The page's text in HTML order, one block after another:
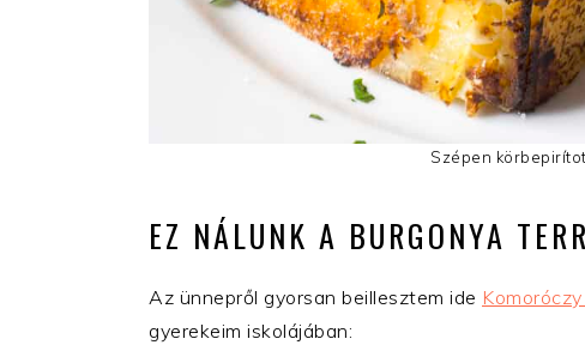
Szépen
EZ NÁLUNK A BURGONYA
Az ünnepről gyorsan beillesztem ide
gyerekeim iskolájában: